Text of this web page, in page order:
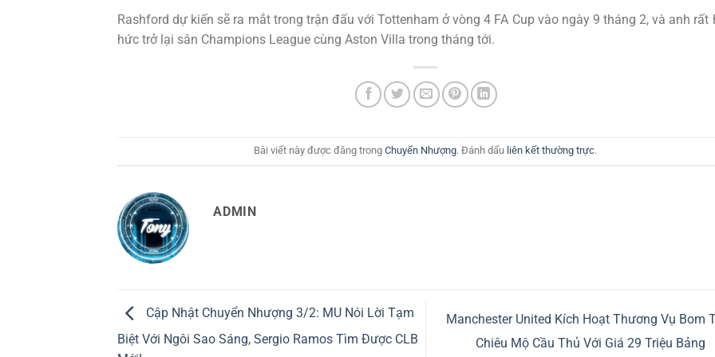
Rashford dự kiến sẽ ra mắt trong trận đấu với Tottenham ở vòng 4 FA Cup vào ngày 9 tháng 2, và anh rất
hức trở lại sân Champions League cùng Aston Villa trong tháng tới.
Bài viết này được đăng trongChuyển Nhượng. Đánh dấu liên kết thường trực.
ADMIN
Cập Nhật Chuyển Nhượng 3/2: MU Nói Lời Tạm
Biệt Với Ngôi Sao Sáng, Sergio Ramos Tìm Được CLB
Manchester United Kích Hoạt Thương Vụ Bom
Chiêu Mộ Cầu Thủ Với Giá 29 Triệu Bảng